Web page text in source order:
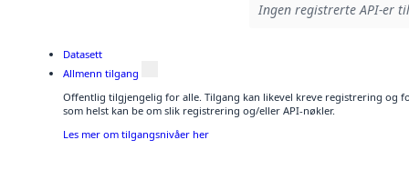
Ingen registrerte API-er
Datasett
Allmenn tilgang
Offentlig tilgjengelig for alle. Tilgang kan likevel kreve registrering og
som helst kan be om slik registrering og/eller API-nøkler.
Les mer om tilgangsnivåer her